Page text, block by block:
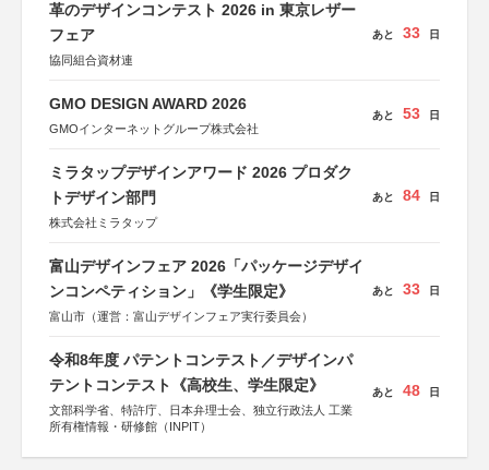
革のデザインコンテスト 2026 in 東京レザー
フェア
協同組合資材連
あと 33 日
GMO DESIGN AWARD 2026
GMOインターネットグループ株式会社
あと 53 日
ミラタップデザインアワード 2026 プロダク
トデザイン部門
株式会社ミラタップ
あと 84 日
富山デザインフェア 2026「パッケージデザイ
ンコンペティション」《学生限定》
富山市（運営：富山デザインフェア実行委員会）
あと 33 日
令和8年度 パテントコンテスト／デザインパ
テントコンテスト《高校生、学生限定》
文部科学省、特許庁、日本弁理士会、独立行政法人 工業
所有権情報・研修館（INPIT）
あと 48 日